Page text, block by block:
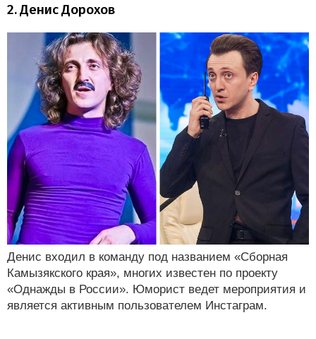
2. Денис Дорохов
Денис входил в команду под названием «Сборная
Камызякского края», многих известен по проекту
«Однажды в России». Юморист ведет мероприятия и
является активным пользователем Инстаграм.